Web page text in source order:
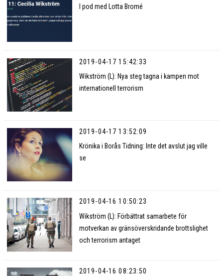
I pod med Lotta Bromé
2019-04-17 15:42:33
Wikström (L): Nya steg tagna i kampen mot
internationell terrorism
2019-04-17 13:52:09
Krönika i Borås Tidning: Inte det avslut jag ville
se
2019-04-16 10:50:23
Wikström (L): Förbättrat samarbete för
motverkan av gränsöverskridande brottslighet
och terrorism antaget
2019-04-16 08:23:50